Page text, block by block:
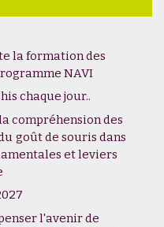
la formation des
NAVI
chaque jour..
compréhension des
goût de souris dans
et leviers
l'avenir de